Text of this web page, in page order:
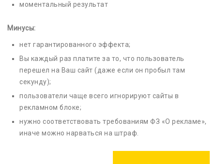
моментальный результат
Минусы:
нет гарантированного эффекта;
Вы каждый раз платите за то, что пользователь
перешел на Ваш сайт (даже если он пробыл там
секунду);
пользователи чаще всего игнорируют сайты в
рекламном блоке;
нужно соответствовать требованиям ФЗ «О рекламе»,
иначе можно нарваться на штраф.